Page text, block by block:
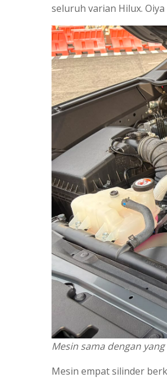
seluruh varian Hilux.
Mesin sama dengan
Mesin empat silinder